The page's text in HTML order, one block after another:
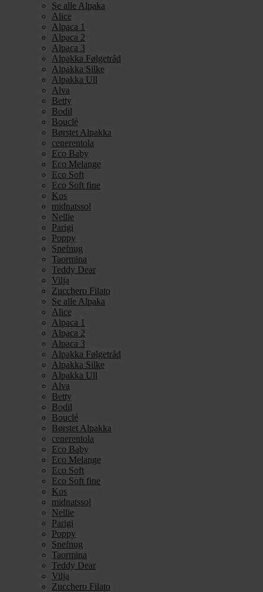
Se alle Alpaka
Alice
Alpaca 1
Alpaca 2
Alpaca 3
Alpakka Følgetråd
Alpakka Silke
Alpakka Ull
Alva
Betty
Bodil
Bouclé
Børstet Alpakka
cenerentola
Eco Baby
Eco Melange
Eco Soft
Eco Soft fine
Kos
midnatssol
Nellie
Parigi
Poppy
Snefnug
Taormina
Teddy Dear
Vilja
Zucchero Filato
Se alle Alpaka
Alice
Alpaca 1
Alpaca 2
Alpaca 3
Alpakka Følgetråd
Alpakka Silke
Alpakka Ull
Alva
Betty
Bodil
Bouclé
Børstet Alpakka
cenerentola
Eco Baby
Eco Melange
Eco Soft
Eco Soft fine
Kos
midnatssol
Nellie
Parigi
Poppy
Snefnug
Taormina
Teddy Dear
Vilja
Zucchero Filato